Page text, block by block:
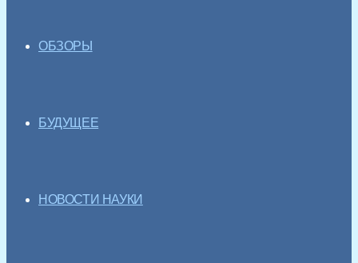
ОБЗОРЫ
БУДУЩЕЕ
НОВОСТИ НАУКИ